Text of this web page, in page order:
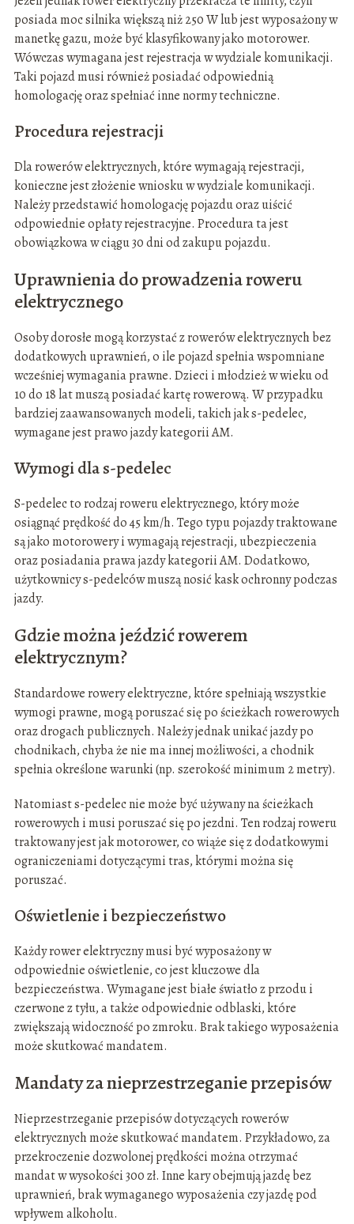
posiada moc silnika większą niż 250 W lub jest wyposażony w
manetkę gazu, może być klasyfikowany jako motorower.
Wówczas wymagana jest rejestracja w wydziale komunikacji.
Taki pojazd musi również posiadać odpowiednią
homologację oraz spełniać inne normy techniczne.
Procedura rejestracji
Dla rowerów elektrycznych, które wymagają rejestracji,
konieczne jest złożenie wniosku w wydziale komunikacji.
Należy przedstawić homologację pojazdu oraz uiścić
odpowiednie opłaty rejestracyjne. Procedura ta jest
obowiązkowa w ciągu 30 dni od zakupu pojazdu.
Uprawnienia do prowadzenia roweru
elektrycznego
Osoby dorosłe mogą korzystać z rowerów elektrycznych bez
dodatkowych uprawnień, o ile pojazd spełnia wspomniane
wcześniej wymagania prawne. Dzieci i młodzież w wieku od
10 do 18 lat muszą posiadać kartę rowerową. W przypadku
bardziej zaawansowanych modeli, takich jak s-pedelec,
wymagane jest prawo jazdy kategorii AM.
Wymogi dla s-pedelec
S-pedelec to rodzaj roweru elektrycznego, który może
osiągnąć prędkość do 45 km/h. Tego typu pojazdy traktowane
są jako motorowery i wymagają rejestracji, ubezpieczenia
oraz posiadania prawa jazdy kategorii AM. Dodatkowo,
użytkownicy s-pedelców muszą nosić kask ochronny podczas
jazdy.
Gdzie można jeździć rowerem
elektrycznym?
Standardowe rowery elektryczne, które spełniają wszystkie
wymogi prawne, mogą poruszać się po ścieżkach rowerowych
oraz drogach publicznych. Należy jednak unikać jazdy po
chodnikach, chyba że nie ma innej możliwości, a chodnik
spełnia określone warunki (np. szerokość minimum 2 metry).
Natomiast s-pedelec nie może być używany na ścieżkach
rowerowych i musi poruszać się po jezdni. Ten rodzaj roweru
traktowany jest jak motorower, co wiąże się z dodatkowymi
ograniczeniami dotyczącymi tras, którymi można się
poruszać.
Oświetlenie i bezpieczeństwo
Każdy rower elektryczny musi być wyposażony w
odpowiednie oświetlenie, co jest kluczowe dla
bezpieczeństwa. Wymagane jest białe światło z przodu i
czerwone z tyłu, a także odpowiednie odblaski, które
zwiększają widoczność po zmroku. Brak takiego wyposażenia
może skutkować mandatem.
Mandaty za nieprzestrzeganie przepisów
Nieprzestrzeganie przepisów dotyczących rowerów
elektrycznych może skutkować mandatem. Przykładowo, za
przekroczenie dozwolonej prędkości można otrzymać
mandat w wysokości 300 zł. Inne kary obejmują jazdę bez
uprawnień, brak wymaganego wyposażenia czy jazdę pod
wpływem alkoholu.